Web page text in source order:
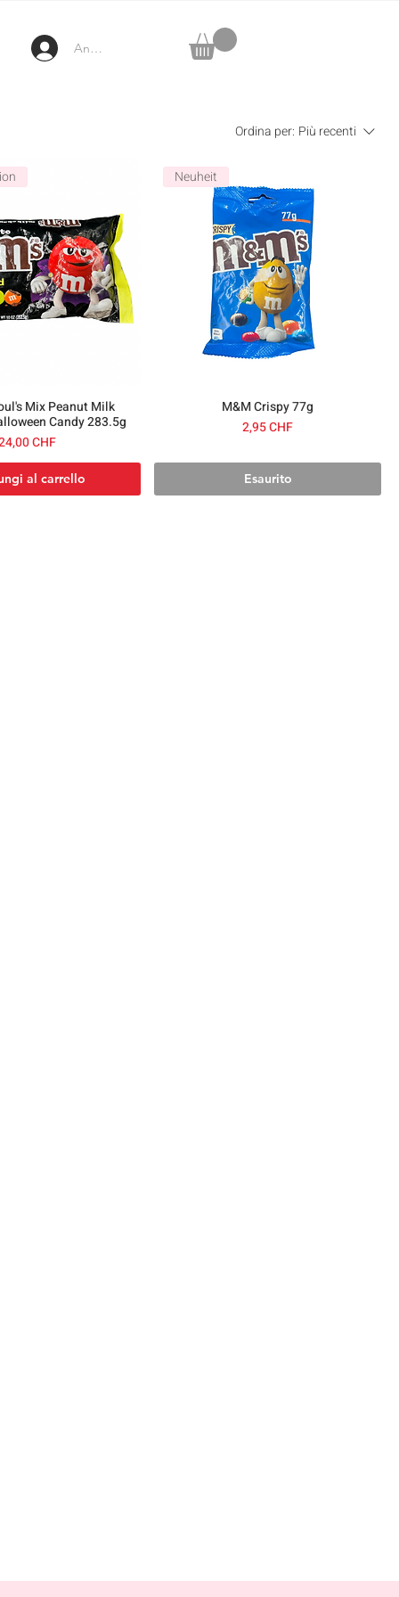
Anmelden
Ordina per: Più recenti
Mix Peanut Milk
Candy 283.5g
CHF
al carrello
Neuheit
M&M Crispy 77g
Prezzo
2,95 CHF
Esaurito